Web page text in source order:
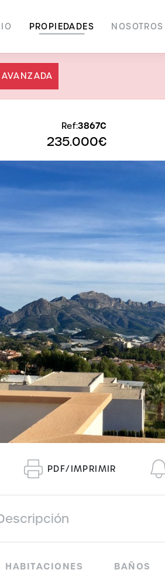
PROPIEDADES NOSOTROS
Ref:3867C
235.000€
PDF/IMPRIMIR
HABITACIONES BAÑOS